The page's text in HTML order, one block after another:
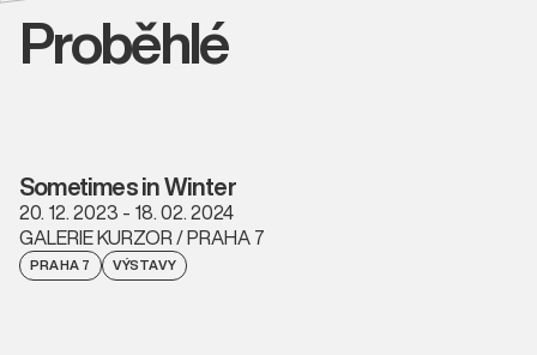
Proběhlé
Sometimes in Winter
20. 12. 2023 - 18. 02. 2024
GALERIE KURZOR / PRAHA 7
PRAHA 7 VÝSTAVY